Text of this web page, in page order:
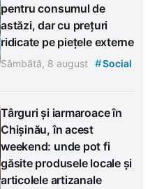
pentru consumul de
astăzi, dar cu prețuri
ridicate pe piețele externe
Sâmbătă, 8 august #Social
Târguri și iarmaroace în
Chișinău, în acest
weekend: unde pot fi
găsite produsele locale și
articolele artizanale